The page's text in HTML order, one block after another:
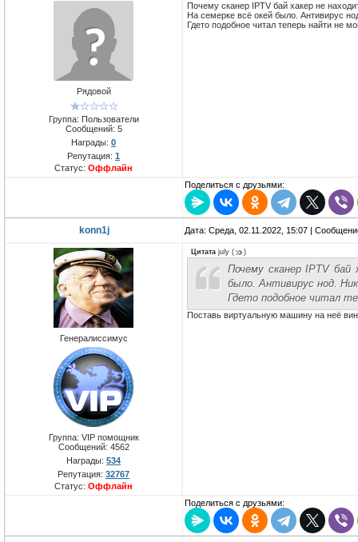
Рядовой
Группа: Пользователи
Сообщений: 5
Награды: 0
Репутация: 1
Статус: Оффлайн
Почему сканер IPTV бай хакер не
На семерке всё окей было. Антивирус
Гдето подобное читал теперь найти не
Поделиться с друзьями:
konn1j Дата: Среда, 02.11.2022, 15:07 |
Генералиссимус
Группа: VIP помощник
Сообщений: 4562
Награды: 534
Репутация: 32767
Статус: Оффлайн
Цитата july ( )
Почему сканер IPTV бай
было. Антивирус нод.
Гдето подобное читал
Поставь виртуальную машину на неё
Поделиться с друзьями: